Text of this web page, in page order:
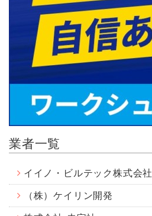
業者一覧
イイノ・ビルテック株式会社
（株）ケイリン開発